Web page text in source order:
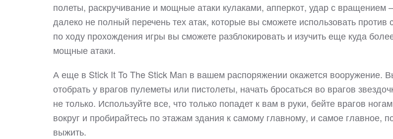
полеты, раскручивание и мощные атаки кулаками, апперкот, удар с вращением
далеко не полный перечень тех атак, которые вы сможете использовать против
по ходу прохождения игры вы сможете разблокировать и изучить еще куда
мощные атаки.
А еще в Stick It To The Stick Man в вашем распоряжении окажется вооружение.
отобрать у врагов пулеметы или пистолеты, начать бросаться во врагов
не только. Используйте все, что только попадет к вам в руки, бейте врагов
вокруг и пробирайтесь по этажам здания к самому главному, и самое главное,
выжить.